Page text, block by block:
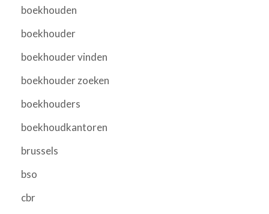
boekhouden
boekhouder
boekhouder vinden
boekhouder zoeken
boekhouders
boekhoudkantoren
brussels
bso
cbr